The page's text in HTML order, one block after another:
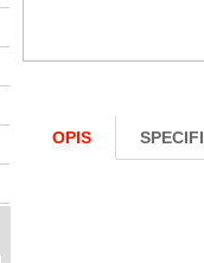
OPIS